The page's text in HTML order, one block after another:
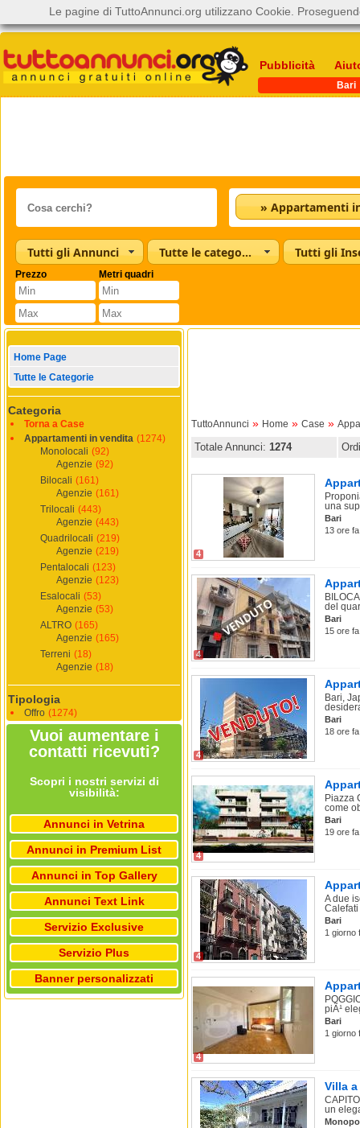
Pubblicità
Bari
Tutti gli Annunci Tutte le categorie Tutti gli
Prezzo Metri quadri
Home Page
Tutte le Categorie
Categoria
Torna a Case
Appartamenti in vendita (1274)
Monolocali (92)
Agenzie (92)
Bilocali (161)
Agenzie (161)
Trilocali (443)
Agenzie (443)
Quadrilocali (219)
Agenzie (219)
Pentalocali (123)
Agenzie (123)
Esalocali (53)
Agenzie (53)
ALTRO (165)
Agenzie (165)
Terreni (18)
Agenzie (18)
Tipologia
Offro (1274)
Vuoi aumentare i
contatti ricevuti?
Scopri i nostri servizi di
visibilità:
Annunci in Vetrina
Annunci in Premium List
Annunci in Top Gallery
Annunci Text Link
Servizio Exclusive
Servizio Plus
Banner personalizzati
TuttoAnnunci » Home » Case »
Totale Annunci: 1274
4
una
Bari
13 ore
4
del
Bari
15 ore
4
Bari,
Bari
18 ore
4
Piazza
come
Bari
19 ore
4
A due
Bari
1 giorno
4
piÃ¹
Bari
1 giorno
Villa
un
Le pagine di TuttoAnnunci.org utilizzano Cookie.